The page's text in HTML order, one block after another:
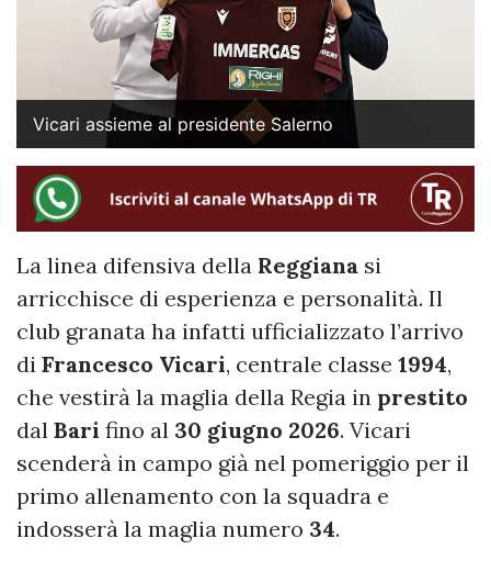
Vicari assieme al presidente Salerno
La linea difensiva della Reggiana si
arricchisce di esperienza e personalità. Il
club granata ha infatti ufficializzato l’arrivo
di Francesco Vicari, centrale classe 1994,
che vestirà la maglia della Regia in prestito
dal Bari fino al 30 giugno 2026. Vicari
scenderà in campo già nel pomeriggio per il
primo allenamento con la squadra e
indosserà la maglia numero 34.